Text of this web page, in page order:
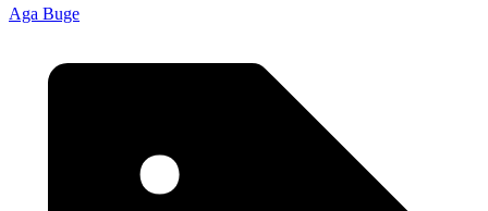
Aga Buge